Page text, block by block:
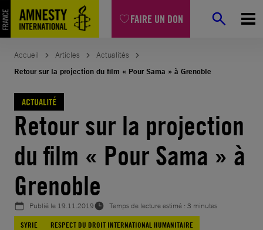
FAIRE UN DON
Aller
au
contenu
Accueil Articles
Actualités
Retour sur la projection du film « Pour Sama » à Grenoble
ACTUALITÉ
Retour sur la projection
du film « Pour Sama » à
Grenoble
Publié le 19.11.2019
Temps de lecture estimé : 3 minutes
SYRIE
RESPECT DU DROIT INTERNATIONAL HUMANITAIRE